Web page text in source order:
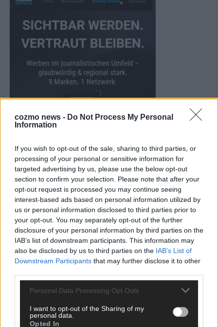
cozmo news - Do Not Process My Personal
Information
If you wish to opt-out of the sale, sharing to third parties, or
processing of your personal or sensitive information for
targeted advertising by us, please use the below opt-out
section to confirm your selection. Please note that after your
opt-out request is processed you may continue seeing
interest-based ads based on personal information utilized by
us or personal information disclosed to third parties prior to
your opt-out. You may separately opt-out of the further
disclosure of your personal information by third parties on the
IAB’s list of downstream participants. This information may
also be disclosed by us to third parties on the IAB’s List of
Downstream Participants that may further disclose it to other
Personal Data Processing Opt Outs
I want to opt-out of the Sharing of my
personal data.
Opted In
KEINE NEWS MEHR VERPASSEN